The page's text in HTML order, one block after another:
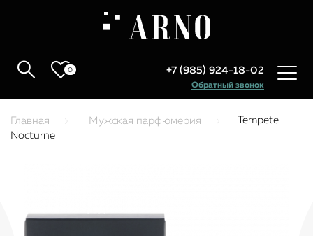
0 +7 (985) 924-18-02
Обратный звонок
Главная Мужская парфюмерия
Tempete
Nocturne